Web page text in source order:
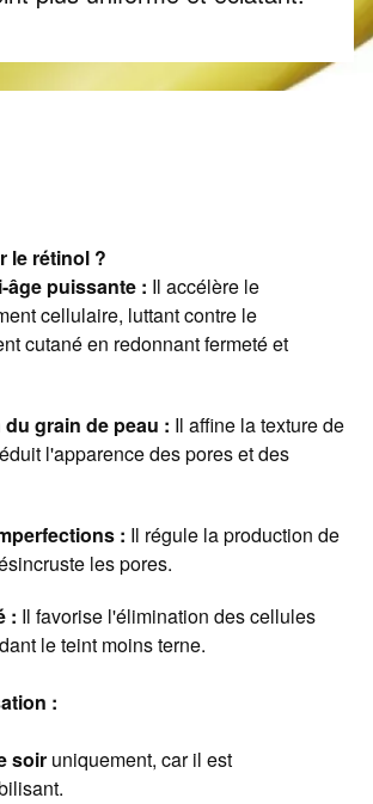
le rétinol ?
âge puissante : Il accélère le
cellulaire, luttant contre le
cutané en redonnant fermeté et
grain de peau : Il affine la texture de
l'apparence des pores et des
: Il régule la production de
les pores.
: Il favorise l'élimination des cellules
le teint moins terne.
:
soir uniquement, car il est